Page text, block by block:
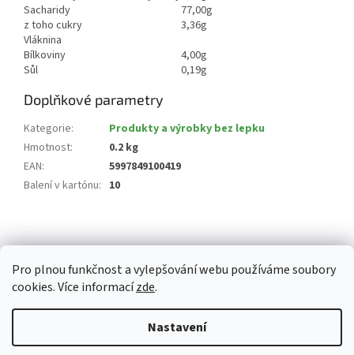
Pro plnou funkčnost a vylepšování webu používáme soubory
cookies. Více informacízde.
Nastavení
Sacharidy
77,00g
z toho cukry
3,36g
Vláknina
Bílkoviny
4,00g
Sůl
0,19g
Doplňkové parametry
Kategorie:
Produkty a výrobky bez lepku
Hmotnost:
0.2 kg
EAN:
5997849100419
Balení v kartónu: 10
á